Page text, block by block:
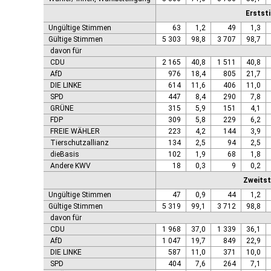
Genthin, Stadt
Giersleben
Gleina
Goldbeck
Gommern, Stadt
Goseck
Gräfenhainichen, Stadt
Gröningen, Stadt
Groß Quenstedt
Güsten, Stadt
Gutenborn
Halberstadt, Stadt
Haldensleben, Stadt
Halle (Saale), Stadt
Harsleben
Harzgerode, Stadt
Hassel
Havelberg, Hansestadt
Hecklingen, Stadt
Hedersleben
Helbra
Ungültige Stimmen
63 1,2 49
1,3
Gültige Stimmen
5 303 98,8 3 707
98,7
davon für
CDU
2 165 40,8 1 511
40,8
AfD
976 18,4 805
21,7
DIE LINKE
614 11,6 406
11,0
SPD
447 8,4 290
7,8
GRÜNE
315 5,9 151
4,1
FDP
309 5,8 229
6,2
FREIE WÄHLER
223 4,2 144
3,9
Tierschutzallianz
134 2,5 94
2,5
dieBasis
102 1,9 68
1,8
Andere KWV
18 0,3 9
0,2
Ungültige Stimmen
47 0,9 44
1,2
Gültige Stimmen
5 319 99,1 3 712
98,8
davon für
CDU
1 968 37,0 1 339
36,1
AfD
1 047 19,7 849
22,9
DIE LINKE
587 11,0 371
10,0
SPD
404 7,6 264
7,1